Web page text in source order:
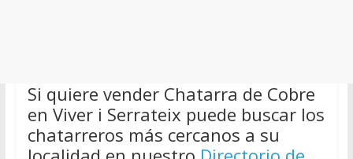
Si quiere vender Chatarra de Cobre
en Viver i Serrateix puede buscar los
chatarreros más cercanos a su